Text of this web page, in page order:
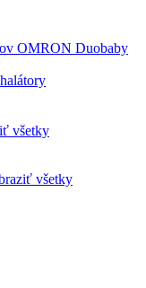
všetky
všetky